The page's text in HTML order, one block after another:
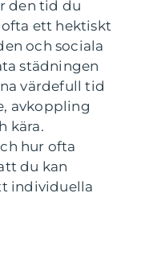
den tid du
ofta ett hektiskt
och sociala
städningen
värdefull tid
avkoppling
kära.
hur ofta
du kan
individuella